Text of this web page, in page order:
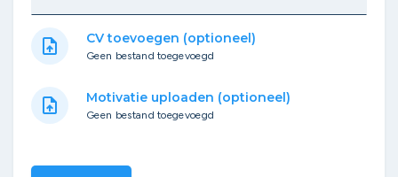
upload_file CV toevoegen (optioneel)
Geen bestand toegevoegd
upload_file Motivatie uploaden (optioneel)
Geen bestand toegevoegd